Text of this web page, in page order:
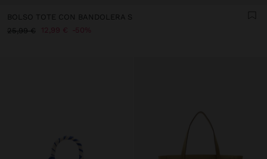
BOLSO TOTE CON BANDOLERA S
25,99 €
12,99 € 50%